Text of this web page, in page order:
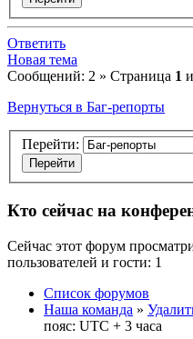
Ответить
Новая тема
Сообщений: 2 » Страница 1
Вернуться в Баг-репорты
Перейти:
Кто сейчас на
Сейчас этот форум
пользователей и гости: 1
Список форумов
Наша команда »
пояс: UTC + 3 часа